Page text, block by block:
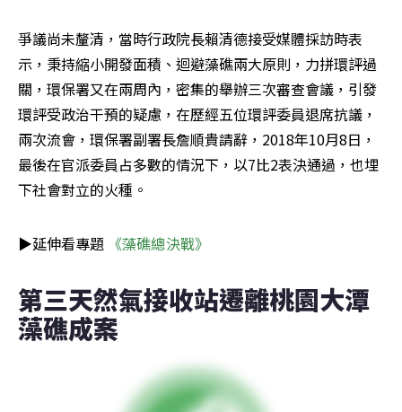
爭議尚未釐清，當時行政院長賴清德接受媒體採訪時表
示，秉持縮小開發面積、迴避藻礁兩大原則，力拼環評過
關，環保署又在兩周內，密集的舉辦三次審查會議，引發
環評受政治干預的疑慮，在歷經五位環評委員退席抗議，
兩次流會，環保署副署長詹順貴請辭，2018年10月8日，
最後在官派委員占多數的情況下，以7比2表決通過，也埋
下社會對立的火種。
▶延伸看專題 《藻礁總決戰》
第三天然氣接收站遷離桃園大潭
藻礁成案